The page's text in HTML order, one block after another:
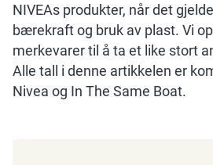
NIVEAs produkter, når det
bærekraft og bruk av plast. Vi
merkevarer til å ta et like stort
Alle tall i denne artikkelen er
Nivea og In The Same Boat.